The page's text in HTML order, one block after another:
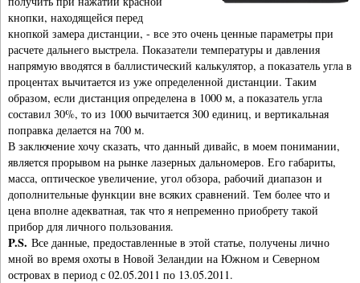
кнопки, находящейся перед
кнопкой замера дистанции, - все это очень ценные параметры при
расчете дальнего выстрела. Показатели температуры и давления
напрямую вводятся в баллистический калькулятор, а показатель угла в
процентах вычитается из уже определенной дистанции. Таким
образом, если дистанция определена в 1000 м, а показатель угла
составил 30%, то из 1000 вычитается 300 единиц, и вертикальная
поправка делается на 700 м.
В заключение хочу сказать, что данный дивайс, в моем понимании,
является прорывом на рынке лазерных дальномеров. Его габариты,
масса, оптическое увеличение, угол обзора, рабочий диапазон и
дополнительные функции вне всяких сравнений. Тем более что и
цена вполне адекватная, так что я непременно приобрету такой
прибор для личного пользования.
P.S. Все данные, предоставленные в этой статье, получены лично
мной во время охоты в Новой Зеландии на Южном и Северном
островах в период с 02.05.2011 по 13.05.2011.